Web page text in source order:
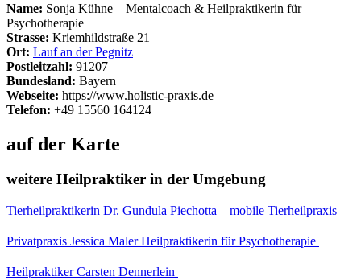
Name: Sonja Kühne – Mentalcoach & Heilpraktikerin für
Psychotherapie
Strasse: Kriemhildstraße 21
Ort: Lauf an der Pegnitz
Postleitzahl: 91207
Bundesland: Bayern
Webseite: https://www.holistic-praxis.de
Telefon: +49 15560 164124
auf der Karte
weitere Heilpraktiker in der Umgebung
Tierheilpraktikerin Dr. Gundula Piechotta – mobile Tierheilpraxis
Privatpraxis Jessica Maler Heilpraktikerin für Psychotherapie
Heilpraktiker Carsten Dennerlein